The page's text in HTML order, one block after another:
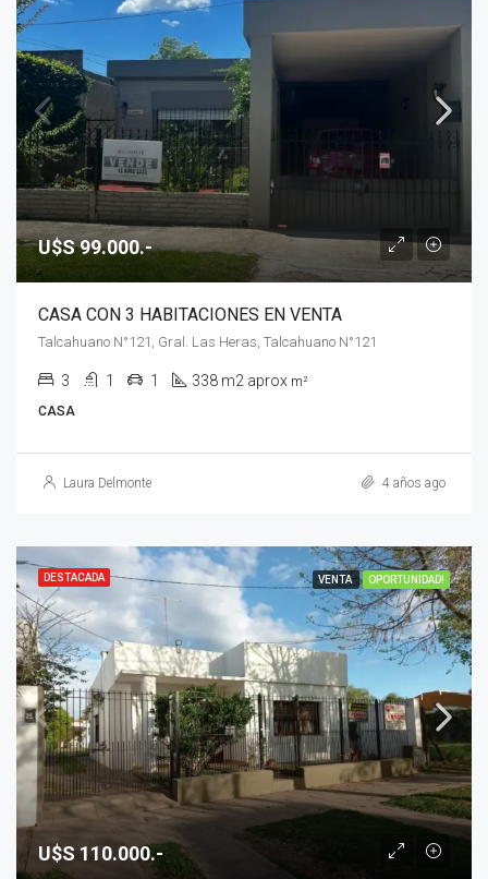
U$S 99.000.-
CASA CON 3 HABITACIONES EN VENTA
Talcahuano N°121, Gral. Las Heras, Talcahuano N°121
3 1 1 338 m2 aprox m²
CASA
Laura Delmonte 4 años ago
DESTACADA VENTA OPORTUNIDAD!
U$S 110.000.-